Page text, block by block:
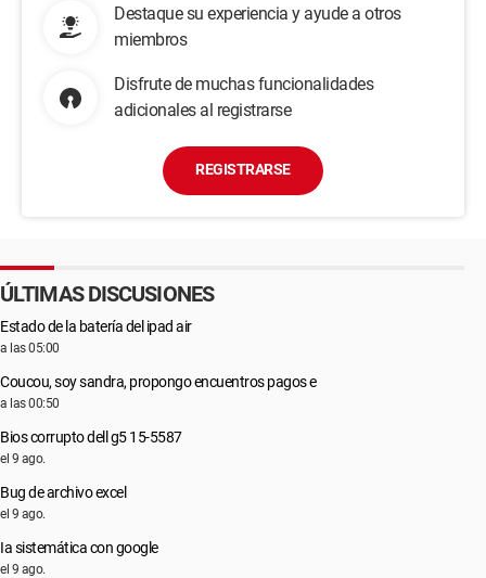
Destaque su experiencia y ayude a otros
miembros
Disfrute de muchas funcionalidades
adicionales al registrarse
REGISTRARSE
ÚLTIMAS DISCUSIONES
Estado de la batería del ipad air
a las 05:00
Coucou, soy sandra, propongo encuentros pagos e
a las 00:50
Bios corrupto dell g5 15-5587
el 9 ago.
Bug de archivo excel
el 9 ago.
Ia sistemática con google
el 9 ago.